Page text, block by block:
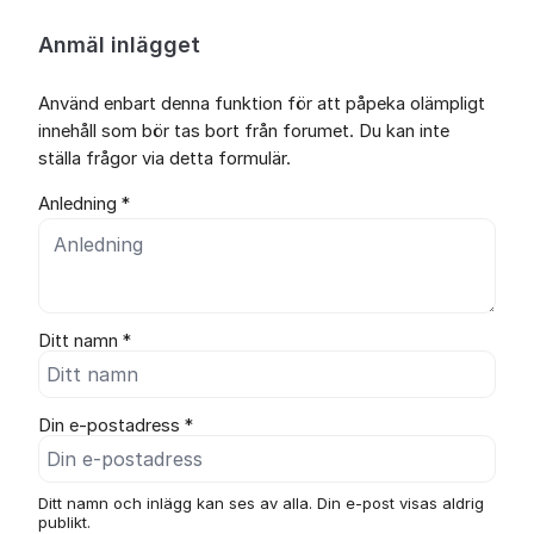
Anmäl inlägget
Använd enbart denna funktion för att påpeka olämpligt
innehåll som bör tas bort från forumet. Du kan inte
ställa frågor via detta formulär.
Anledning *
Ditt namn *
Din e-postadress *
Ditt namn och inlägg kan ses av alla. Din e-post visas aldrig
publikt.